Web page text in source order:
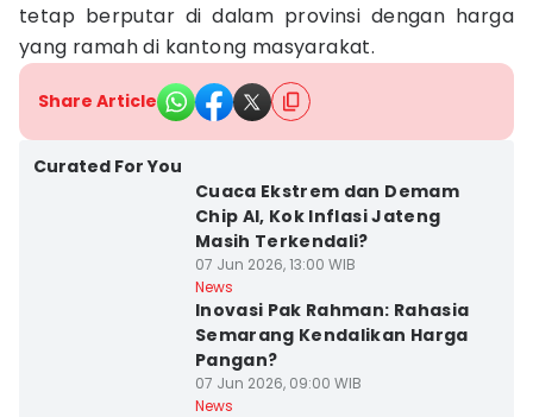
tetap berputar di dalam provinsi dengan harga
yang ramah di kantong masyarakat.
Share Article
Curated For You
Cuaca Ekstrem dan Demam
Chip AI, Kok Inflasi Jateng
Masih Terkendali?
07 Jun 2026, 13:00 WIB
News
Inovasi Pak Rahman: Rahasia
Semarang Kendalikan Harga
Pangan?
07 Jun 2026, 09:00 WIB
News